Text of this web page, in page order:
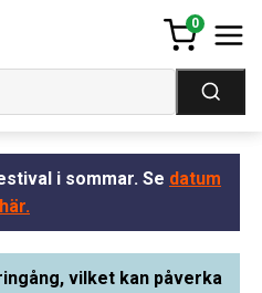
0
i sommar. Se datum
här.
vilket kan påverka